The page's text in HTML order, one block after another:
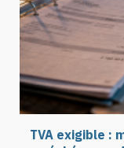
TVA exigible :